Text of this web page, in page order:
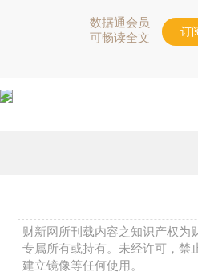
数据通会员
可畅读全文
订
财新网所刊载内容之知识产权为
专属所有或持有。未经许可，禁
建立镜像等任何使用。